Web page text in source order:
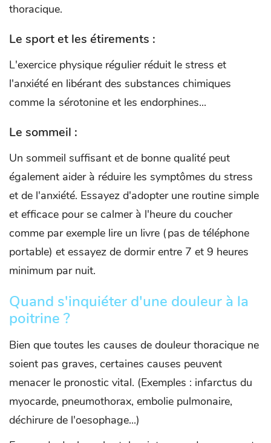
thoracique.
Le sport et les étirements :
L'exercice physique régulier réduit le stress et
l'anxiété en libérant des substances chimiques
comme la sérotonine et les endorphines...
Le sommeil :
Un sommeil suffisant et de bonne qualité peut
également aider à réduire les symptômes du stress
et de l'anxiété. Essayez d'adopter une routine simple
et efficace pour se calmer à l'heure du coucher
comme par exemple lire un livre (pas de téléphone
portable) et essayez de dormir entre 7 et 9 heures
minimum par nuit.
Quand s'inquiéter d'une douleur à la
poitrine ?
Bien que toutes les causes de douleur thoracique ne
soient pas graves, certaines causes peuvent
menacer le pronostic vital. (Exemples : infarctus du
myocarde, pneumothorax, embolie pulmonaire,
déchirure de l'oesophage...)